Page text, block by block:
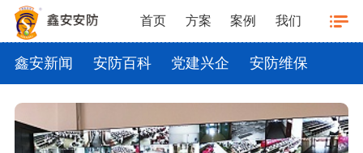
首页 方案 案例 我们
鑫安新闻 安防百科 党建兴企 安防维保